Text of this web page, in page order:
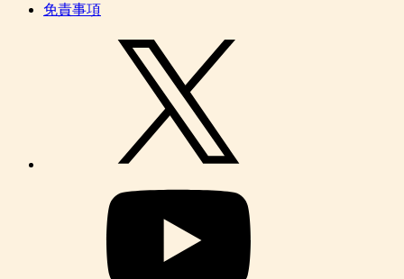
免責事項